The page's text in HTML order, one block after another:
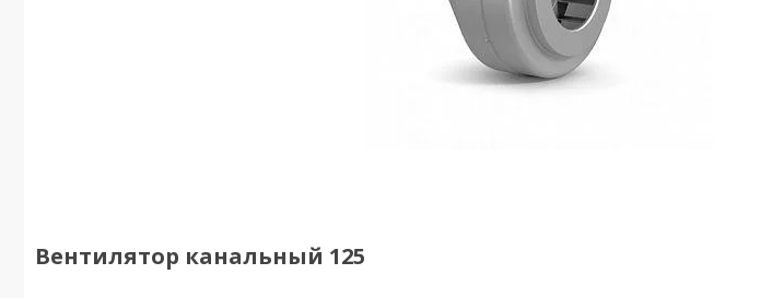
Вентилятор канальный 125